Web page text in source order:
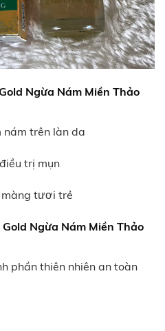
Ngừa Nám Miền Thảo
nám trên làn da
trị mụn
màng tươi trẻ
Gold Ngừa Nám Miền Thảo
phần thiên nhiên an toàn